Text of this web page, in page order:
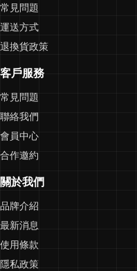
常見問題
運送方式
退換貨政策
客戶服務
常見問題
聯絡我們
會員中心
合作邀約
關於我們
品牌介紹
最新消息
使用條款
隱私政策